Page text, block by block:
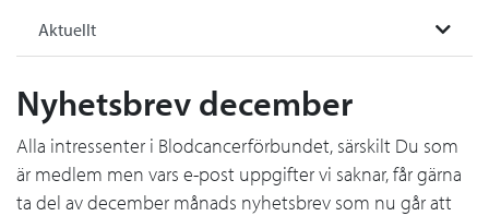
Aktuellt
Nyhetsbrev december
Alla intressenter i Blodcancerförbundet, särskilt Du som
är medlem men vars e-post uppgifter vi saknar, får gärna
ta del av december månads nyhetsbrev som nu går att